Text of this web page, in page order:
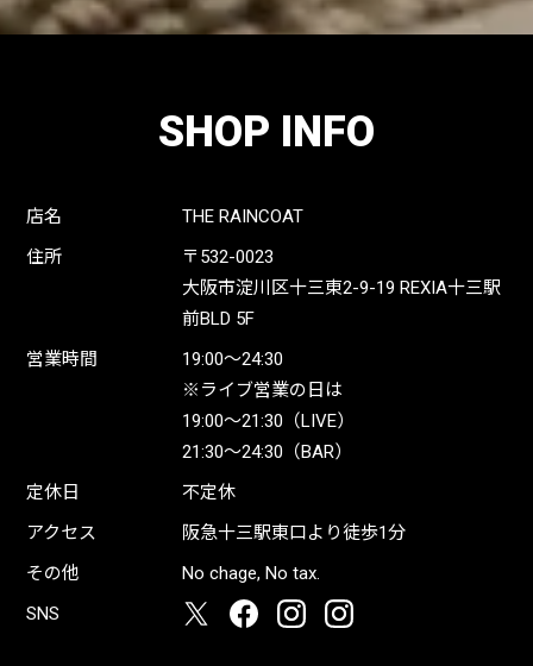
SHOP INFO
店名
THE RAINCOAT
住所
〒532-0023
大阪市淀川区十三東2-9-19 REXIA十三駅
前BLD 5F
営業時間
19:00〜24:30
※ライブ営業の日は
19:00〜21:30（LIVE）
21:30〜24:30（BAR）
定休日
不定休
アクセス
阪急十三駅東口より徒歩1分
その他
No chage, No tax.
SNS